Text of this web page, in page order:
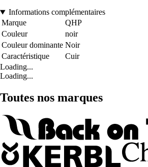
Informations complémentaires
Marque
QHP
Couleur
noir
Couleur dominante Noir
Caractéristique
Cuir
Loading...
Loading...
Toutes nos marques